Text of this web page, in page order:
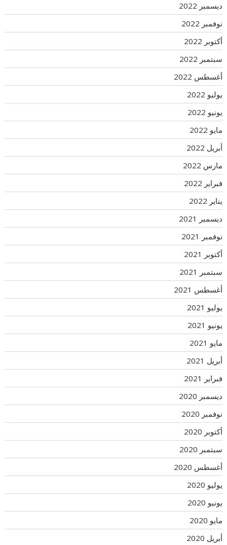
ديسمبر 2022
نوفمبر 2022
أكتوبر 2022
سبتمبر 2022
أغسطس 2022
يوليو 2022
يونيو 2022
مايو 2022
أبريل 2022
مارس 2022
فبراير 2022
يناير 2022
ديسمبر 2021
نوفمبر 2021
أكتوبر 2021
سبتمبر 2021
أغسطس 2021
يوليو 2021
يونيو 2021
مايو 2021
أبريل 2021
فبراير 2021
ديسمبر 2020
نوفمبر 2020
أكتوبر 2020
سبتمبر 2020
أغسطس 2020
يوليو 2020
يونيو 2020
مايو 2020
أبريل 2020